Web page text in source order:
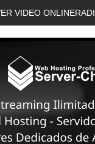
VIDEO ONLINE